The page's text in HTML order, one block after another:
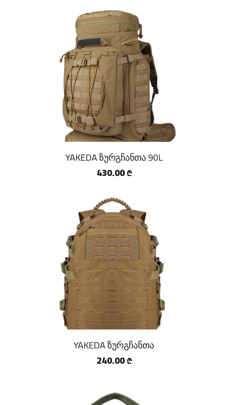
YAKEDA ზურგჩანთა 90L
430.00 ₾
YAKEDA ზურგჩანთა
240.00 ₾